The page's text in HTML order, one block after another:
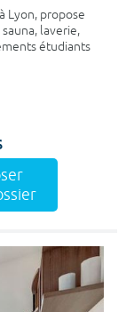
Lyon, propose
laverie,
étudiants